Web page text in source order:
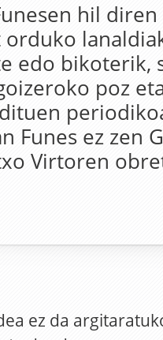
hil
orduko
edo bikoterik,
poz
Funes ez zen
Virtoren
ez da